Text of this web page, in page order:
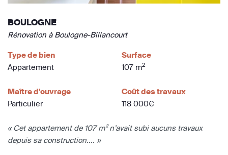
BOULOGNE
Rénovation à Boulogne-Billancourt
Type de bien
Appartement
Surface
107 m2
Maître d'ouvrage
Particulier
Coût des travaux
118 000€
« Cet appartement de 107 m² n’avait subi aucuns travaux
depuis sa construction.... »